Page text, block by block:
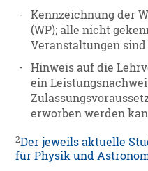
-
Kennzeichnung der
(WP); alle nicht
Veranstaltungen
-
Hinweis auf die
ein
erworben werden
2Der jeweils aktuelle
für Physik und